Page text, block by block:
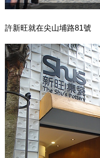
許新旺就在尖山埔路81號